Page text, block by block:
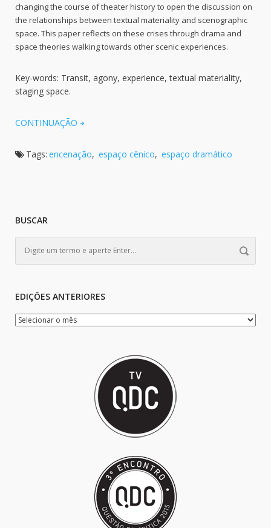
changing the course of theater history to open the discussion on
the relationships between textual materiality and scenographic
space. This paper reflects on these crises through drama and
space theories walking towards other scenic experiences.
Key-words: Transit, agony, experience, textual materiality,
staging space.
CONTINUAÇÃO
Tags: encenação, espaço cênico, espaço dramático
BUSCAR
EDIÇÕES ANTERIORES